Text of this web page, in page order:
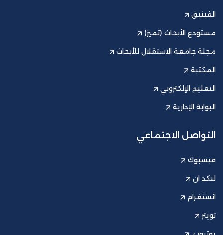
الفينيق
مستودع الأبحاث (تميز)
مجلة جامعة الاستقلال للأبحاث
المكتبة
التعليم الإلكتروني
البوابة الإدارية
التواصل الاجتماعي
فيسبوك
لنكد ان
انستغرام
تويتر